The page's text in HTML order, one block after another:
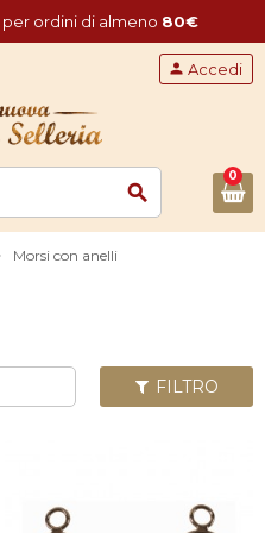
ordini di almeno 80€
search
person Accedi
0
Morsi con anelli
FILTRO